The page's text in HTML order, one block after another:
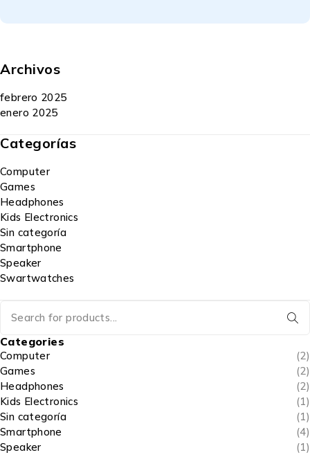
Archivos
febrero 2025
enero 2025
Categorías
Computer
Games
Headphones
Kids Electronics
Sin categoría
Smartphone
Speaker
Swartwatches
Categories
Computer
(2)
Games
(2)
Headphones
(2)
Kids Electronics
(1)
Sin categoría
(1)
Smartphone
(4)
Speaker
(1)